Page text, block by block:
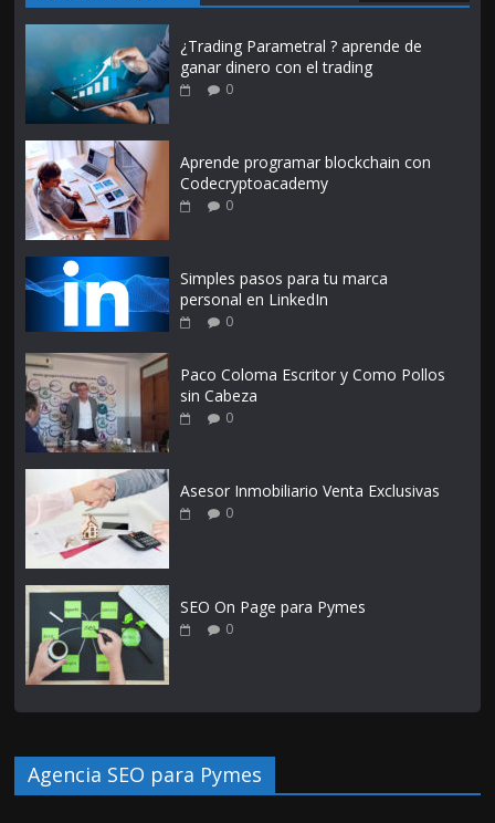
¿Trading Parametral ? aprende de
ganar dinero con el trading
0
Aprende programar blockchain con
Codecryptoacademy
0
Simples pasos para tu marca
personal en LinkedIn
0
Paco Coloma Escritor y Como Pollos
sin Cabeza
0
Asesor Inmobiliario Venta Exclusivas
0
SEO On Page para Pymes
0
Agencia SEO para Pymes